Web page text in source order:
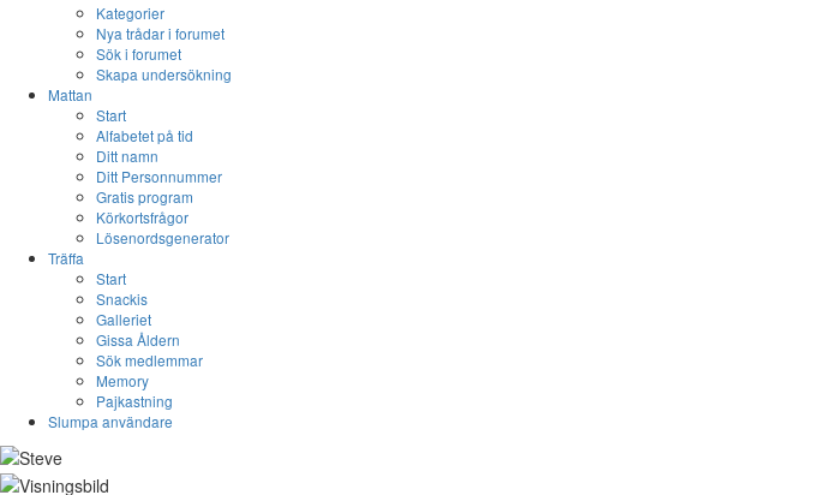
Kategorier
Nya trådar i forumet
Sök i forumet
Skapa undersökning
Mattan
Start
Alfabetet på tid
Ditt namn
Ditt Personnummer
Gratis program
Körkortsfrågor
Lösenordsgenerator
Träffa
Start
Snackis
Galleriet
Gissa Åldern
Sök medlemmar
Memory
Pajkastning
Slumpa användare